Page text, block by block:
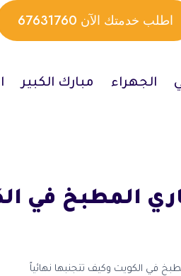
اطلب خدمتك الآن 67631760
الجهراء مبارك الكبير
المطبخ في
في الكويت وكيف تتجنبها نهائياً